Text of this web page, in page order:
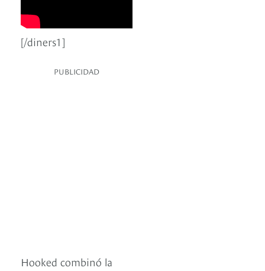
[/diners1]
PUBLICIDAD
Hooked combinó la